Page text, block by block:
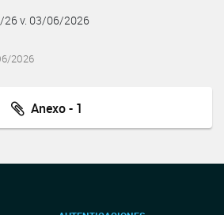
26 v. 03/06/2026
2026
Anexo - 1